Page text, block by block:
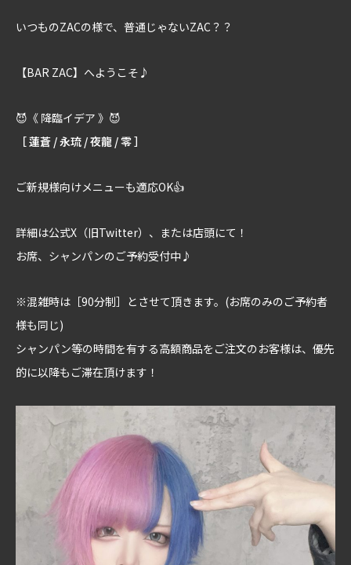
いつものZACの様で、普通じゃないZAC？？
【BAR ZAC】へようこそ♪
😈《 降臨イデア 》😈
［ 蓮蒼 / 永琉 / 夜龍 / 零 ］
ご新規様向けメニューも適応OK👍
詳細は公式X（旧Twitter）、または店頭にて！
お席、シャンパンのご予約受付中♪
※混雑時は［90分制］とさせて頂きます。(お席のみのご予約者
様も同じ)
シャンパン等の時間を有する高額商品をご注文のお客様は、優先
的に以降もご滞在頂けます！